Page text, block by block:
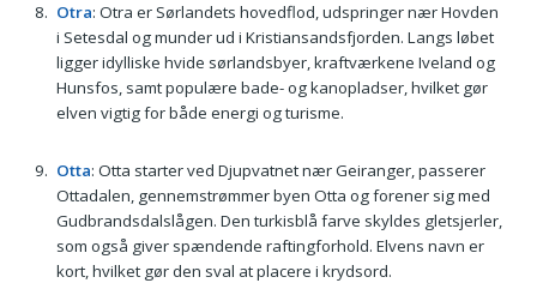
Otra: Otra er Sørlandets hovedflod, udspringer nær Hovden
i Setesdal og munder ud i Kristiansandsfjorden. Langs løbet
ligger idylliske hvide sørlandsbyer, kraftværkene Iveland og
Hunsfos, samt populære bade- og kanopladser, hvilket gør
elven vigtig for både energi og turisme.
Otta: Otta starter ved Djupvatnet nær Geiranger, passerer
Ottadalen, gennemstrømmer byen Otta og forener sig med
Gudbrandsdalslågen. Den turkisblå farve skyldes gletsjerler,
som også giver spændende raftingforhold. Elvens navn er
kort, hvilket gør den sval at placere i krydsord.